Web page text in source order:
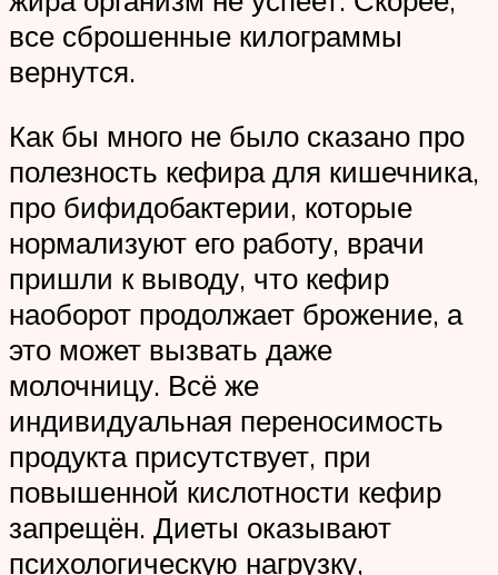
все сброшенные килограммы
вернутся.
Как бы много не было сказано про
полезность кефира для кишечника,
про бифидобактерии, которые
нормализуют его работу, врачи
пришли к выводу, что кефир
наоборот продолжает брожение, а
это может вызвать даже
молочницу. Всё же
индивидуальная переносимость
продукта присутствует, при
повышенной кислотности кефир
запрещён. Диеты оказывают
психологическую нагрузку,